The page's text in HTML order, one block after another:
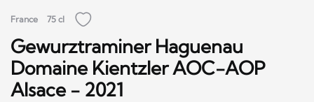
France 75 cl
Gewurztraminer Haguenau
Domaine Kientzler AOC-AOP
Alsace - 2021